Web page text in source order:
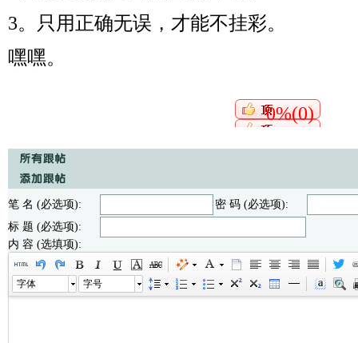
3。只用正确无误，才能不挂彩。
嘿嘿。
0%(0)
笔 名 (必选项):
密 码 (必选项):
标 题 (必选项):
内 容 (选填项):
字体 字号